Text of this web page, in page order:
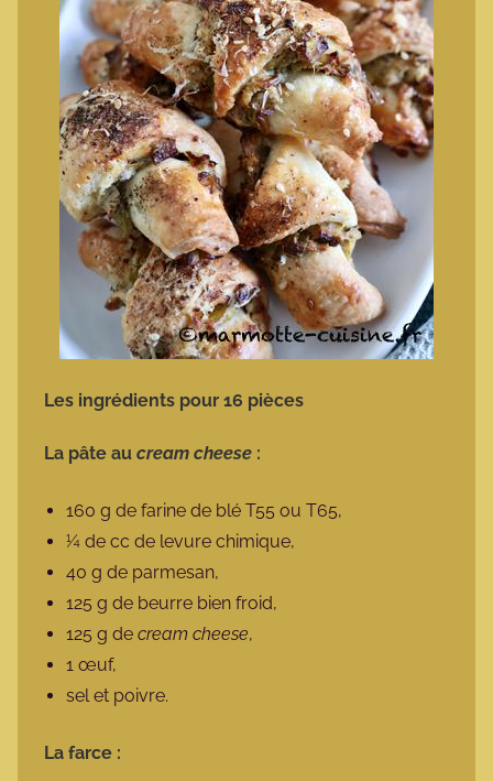
Les ingrédients pour 16 pièces
La pâte au cream cheese :
160 g de farine de blé T55 ou T65,
¼ de cc de levure chimique,
40 g de parmesan,
125 g de beurre bien froid,
125 g de cream cheese,
1 œuf,
sel et poivre.
La farce :